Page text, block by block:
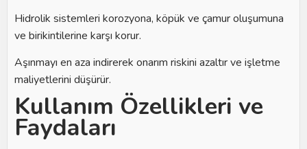
Hidrolik sistemleri korozyona, köpük ve çamur oluşumuna
ve birikintilerine karşı korur.
Aşınmayı en aza indirerek onarım riskini azaltır ve işletme
maliyetlerini düşürür.
Kullanım Özellikleri ve
Faydaları